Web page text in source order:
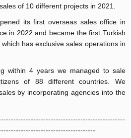
of 10 different projects in 2021.
its first overseas sales office in
in 2022 and became the first Turkish
has exclusive sales operations in
within 4 years we managed to sale
of 88 different countries. We
by incorporating agencies into the